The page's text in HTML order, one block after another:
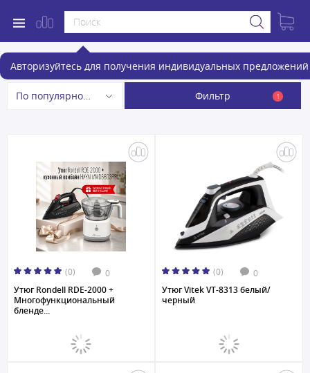
Авторизуйтесь для получения индивидуальных предложений
Утюги
По популярности Фильтр 1
(0) 0
Утюг Rondell RDE-2000 +
Многофункциональный
бленде...
(0) 0
Утюг Vitek VT-8313 белый/
черный